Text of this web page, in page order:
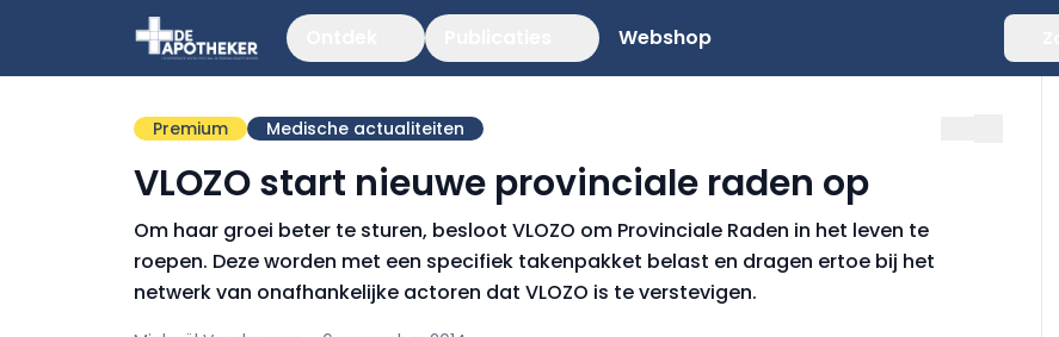
Webshop
Premium Medische actualiteiten
VLOZO start nieuwe provinciale raden op
Om haar groei beter te sturen, besloot VLOZO om Provinciale Raden in het leven te
roepen. Deze worden met een specifiek takenpakket belast en dragen ertoe bij het
netwerk van onafhankelijke actoren dat VLOZO is te verstevigen.